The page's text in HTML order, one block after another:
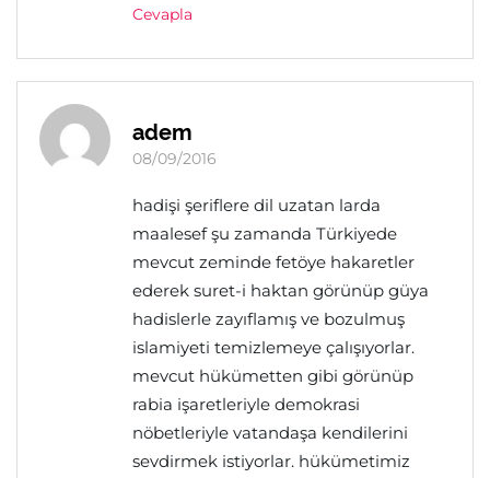
Cevapla
adem
08/09/2016
hadişi şeriflere dil uzatan larda
maalesef şu zamanda Türkiyede
mevcut zeminde fetöye hakaretler
ederek suret-i haktan görünüp güya
hadislerle zayıflamış ve bozulmuş
islamiyeti temizlemeye çalışıyorlar.
mevcut hükümetten gibi görünüp
rabia işaretleriyle demokrasi
nöbetleriyle vatandaşa kendilerini
sevdirmek istiyorlar. hükümetimiz